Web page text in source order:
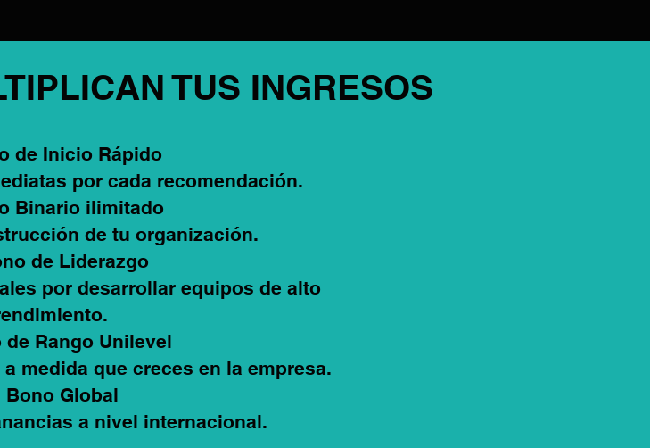
TUS INGRESOS
de Inicio Rápido
por cada recomendación.
Binario ilimitado
de tu organización.
de Liderazgo
por desarrollar equipos de alto
de Rango Unilevel
medida que creces en la empresa.
Bono Global
a nivel internacional.